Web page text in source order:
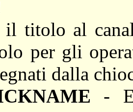
il titolo al
per gli
dalla
-